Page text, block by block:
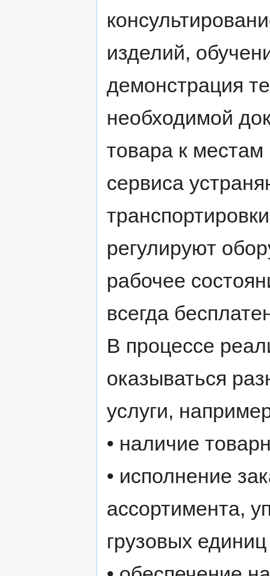
изделий,
демонстрация
необходимой
товара к
сервиса
регулируют
рабочее
всегда
В процессе
оказываться
услуги,
• наличие
• исполнение
ассортимента,
грузовых